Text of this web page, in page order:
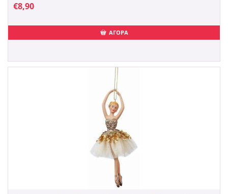
€8,90
ΑΓΟΡΑ